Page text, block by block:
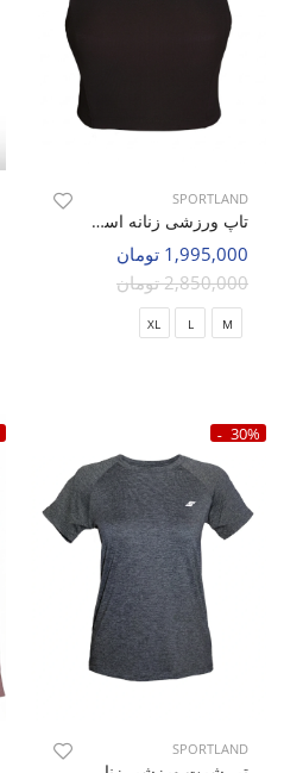
SPORTLAND
تاپ ورزشی زنانه اسپورتلند SHIFT Cloud W
1,995,000 تومان
2,850,000 تومان
M
L
XL
30%
SPORTLAND